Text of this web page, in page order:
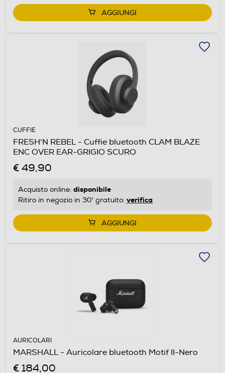
AGGIUNGI
CUFFIE
FRESH'N REBEL - Cuffie bluetooth CLAM BLAZE
ENC OVER EAR-GRIGIO SCURO
€ 49,90
Acquisto online: disponibile
Ritiro in negozio in 30' gratuito: verifica
AGGIUNGI
AURICOLARI
MARSHALL - Auricolare bluetooth Motif II-Nero
€ 184,00